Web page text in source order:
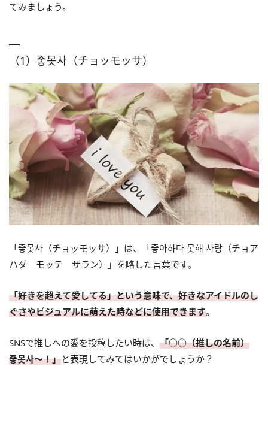
てみましょう。
（1）좋못사（チョッモッサ）
「좋못사（チョッモッサ）」は、「좋아하다 못해 사랑（チョア
ハダ モッテ サラン）」を略した言葉です。
「好きを超えて愛してる」という意味で、好きなアイドルのし
ぐさやビジュアルに萌えた時などに使用できます。
SNSで推しへの愛を投稿したい時は、 「○○（推しの名前）
좋못사～！」と表現してみてはいかがでしょうか？